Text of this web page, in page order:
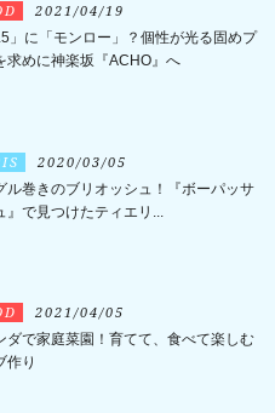
2021/04/19
」に「モンロー」？個性が光る固めプ
求めに神楽坂『ACHO』へ
2020/03/05
ル巻きのブリオッシュ！『ボーパッサ
』で見つけたティエリ...
2021/04/05
ダで家庭菜園！育てて、食べて楽しむ
作り